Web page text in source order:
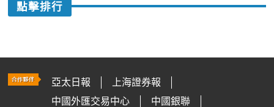
點擊排行
亞太日報
上海證券報
中國外匯交易中心
中國銀聯